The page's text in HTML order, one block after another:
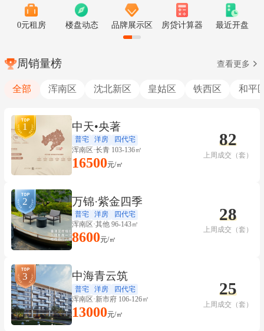
0元租房 楼盘动态 品牌展示区 房贷计算器 最近开盘
周销量榜 查看更多
全部 浑南区 沈北新区 皇姑区 铁西区 和平
1 中天•央著
普宅 洋房
四代宅
浑南区·长青 103-136㎡
16500元/㎡
82
上周成交（套）
2 万锦·紫金四季
普宅 洋房
四代宅
浑南区·其他 96-143㎡
8600元/㎡
28
上周成交（套）
3 中海青云筑
普宅 洋房
四代宅
浑南区·新市府 106-126㎡
13000元/㎡
25
上周成交（套）